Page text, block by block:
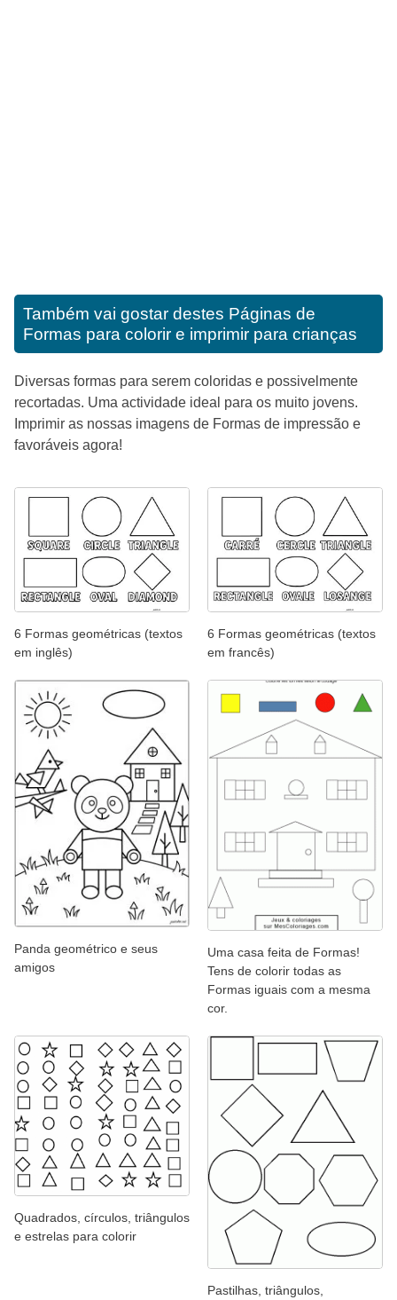
Também vai gostar destes Páginas de
Formas para colorir e imprimir para crianças
Diversas formas para serem coloridas e possivelmente
recortadas. Uma actividade ideal para os muito jovens.
Imprimir as nossas imagens de Formas de impressão e
favoráveis agora!
6 Formas geométricas (textos
em inglês)
6 Formas geométricas (textos
em francês)
Panda geométrico e seus
amigos
Uma casa feita de Formas!
Tens de colorir todas as
Formas iguais com a mesma
cor.
Quadrados, círculos, triângulos
e estrelas para colorir
Pastilhas, triângulos,